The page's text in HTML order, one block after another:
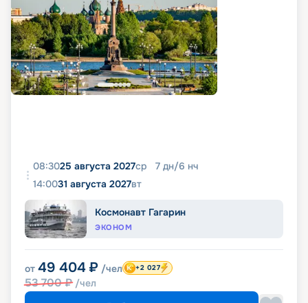
08:3025 августа 2027ср 7 дн/6 нч
14:0031 августа 2027вт
Космонавт Гагарин
ЭКОНОМ
от 49 404 ₽ /чел
53 700₽ /чел
+2 027